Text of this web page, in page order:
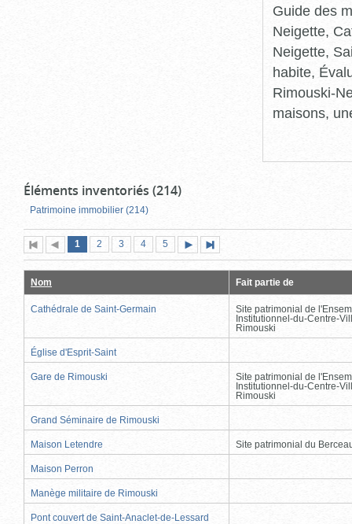
Guide des
Neigette,
Neigette,
habite,
Rimouski-
maisons,
Éléments inventoriés (214)
Patrimoine immobilier (214)
Première
page
Page
précédente
Page
1 (page
actuelle)
Page
2 Page
3 Page
4 Page
5
suivante
page
Nom Fait partie de
Cathédrale de Saint-Germain
Site patrimonial de
Institutionnel-du-Centre-
Rimouski
Église d'Esprit-Saint
Gare de Rimouski
Site patrimonial de
Institutionnel-du-Centre-
Rimouski
Grand Séminaire de Rimouski
Maison Letendre Site patrimonial du
Maison Perron
Manège militaire de Rimouski
Pont couvert de Saint-Anaclet-de-Lessard